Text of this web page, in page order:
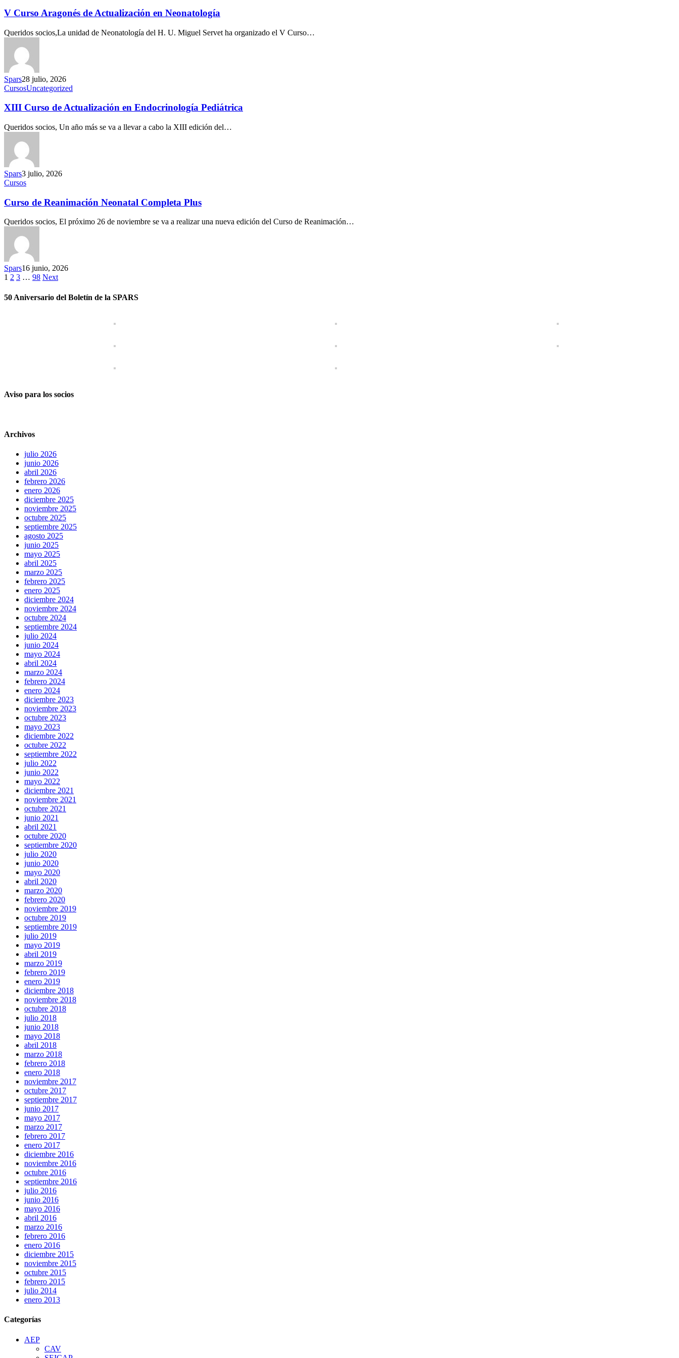
V Curso Aragonés de Actualización en Neonatología
Queridos socios,La unidad de Neonatología del H. U. Miguel Servet ha organizado el V Curso…
Spars28 julio, 2026
CursosUncategorized
XIII Curso de Actualización en Endocrinología Pediátrica
Queridos socios, Un año más se va a llevar a cabo la XIII edición del…
Spars3 julio, 2026
Cursos
Curso de Reanimación Neonatal Completa Plus
Queridos socios, El próximo 26 de noviembre se va a realizar una nueva edición del Curso de Reanimación…
Spars16 junio, 2026
1 2 3 … 98 Next
50 Aniversario del Boletín de la SPARS
Aviso para los socios
Archivos
julio 2026
junio 2026
abril 2026
febrero 2026
enero 2026
diciembre 2025
noviembre 2025
octubre 2025
septiembre 2025
agosto 2025
junio 2025
mayo 2025
abril 2025
marzo 2025
febrero 2025
enero 2025
diciembre 2024
noviembre 2024
octubre 2024
septiembre 2024
julio 2024
junio 2024
mayo 2024
abril 2024
marzo 2024
febrero 2024
enero 2024
diciembre 2023
noviembre 2023
octubre 2023
mayo 2023
diciembre 2022
octubre 2022
septiembre 2022
julio 2022
junio 2022
mayo 2022
diciembre 2021
noviembre 2021
octubre 2021
junio 2021
abril 2021
octubre 2020
septiembre 2020
julio 2020
junio 2020
mayo 2020
abril 2020
marzo 2020
febrero 2020
noviembre 2019
octubre 2019
septiembre 2019
julio 2019
mayo 2019
abril 2019
marzo 2019
febrero 2019
enero 2019
diciembre 2018
noviembre 2018
octubre 2018
julio 2018
junio 2018
mayo 2018
abril 2018
marzo 2018
febrero 2018
enero 2018
noviembre 2017
octubre 2017
septiembre 2017
junio 2017
mayo 2017
marzo 2017
febrero 2017
enero 2017
diciembre 2016
noviembre 2016
octubre 2016
septiembre 2016
julio 2016
junio 2016
mayo 2016
abril 2016
marzo 2016
febrero 2016
enero 2016
diciembre 2015
noviembre 2015
octubre 2015
febrero 2015
julio 2014
enero 2013
Categorías
AEP
CAV